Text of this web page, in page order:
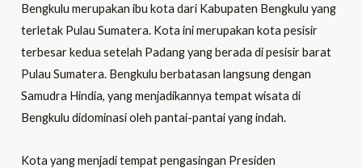
Bengkulu merupakan ibu kota dari Kabupaten Bengkulu yang
terletak Pulau Sumatera. Kota ini merupakan kota pesisir
terbesar kedua setelah Padang yang berada di pesisir barat
Pulau Sumatera. Bengkulu berbatasan langsung dengan
Samudra Hindia, yang menjadikannya tempat wisata di
Bengkulu didominasi oleh pantai-pantai yang indah.
Kota yang menjadi tempat pengasingan Presiden